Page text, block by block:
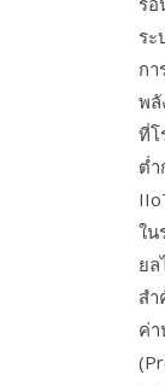
ระ
กา
พลั
ที่โ
ต่ำ
ใน
ย
สำ
ค่